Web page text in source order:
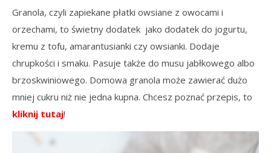
Granola, czyli zapiekane płatki owsiane z owocami i
orzechami, to świetny dodatek jako dodatek do jogurtu,
kremu z tofu, amarantusianki czy owsianki. Dodaje
chrupkości i smaku. Pasuje także do musu jabłkowego albo
brzoskwiniowego. Domowa granola może zawierać dużo
mniej cukru niż nie jedna kupna. Chcesz poznać przepis, to
kliknij tutaj!